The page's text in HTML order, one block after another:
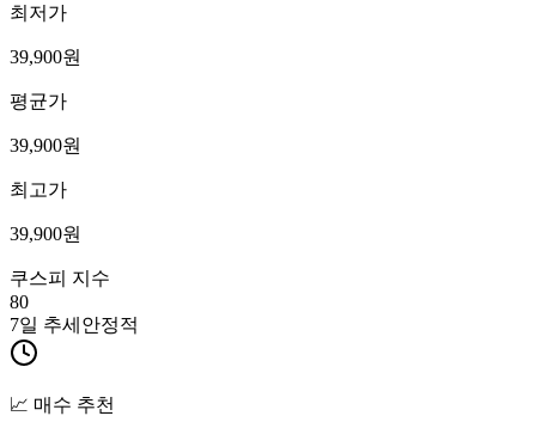
최저가
39,900원
평균가
39,900원
최고가
39,900원
쿠스피 지수
80
7일 추세 안정적
📈 매수 추천